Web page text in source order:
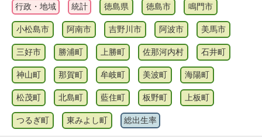
行政・地域 統計 徳島県 徳島市 鳴門市
小松島市 阿南市 吉野川市 阿波市 美馬市
三好市 勝浦町 上勝町 佐那河内村 石井町
神山町 那賀町 牟岐町 美波町 海陽町
松茂町 北島町 藍住町 板野町 上板町
つるぎ町 東みよし町 総出生率